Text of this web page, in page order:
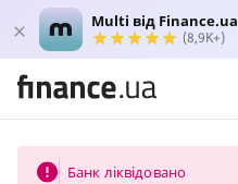
Multi від Finance.ua
(8,9K+)
Банк ліквідовано